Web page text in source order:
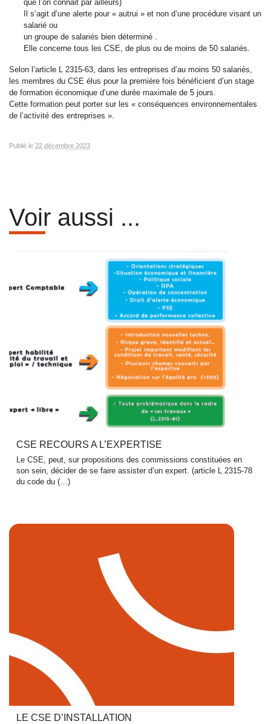
que l’on connait par ailleurs)
Il s’agit d’une alerte pour « autrui » et non d’une procédure visant un
salarié ou
un groupe de salariés bien déterminé .
Elle concerne tous les CSE, de plus ou de moins de 50 salariés.
Selon l’article L 2315-63, dans les entreprises d’au moins 50 salariés,
les membres du CSE élus pour la première fois bénéficient d’un stage
de formation économique d’une durée maximale de 5 jours.
Cette formation peut porter sur les « conséquences environnementales
de l’activité des entreprises ».
Publié le 22 décembre 2023
Voir aussi ...
CSE RECOURS A L’EXPERTISE
Le CSE, peut, sur propositions des commissions constituées en
son sein, décider de se faire assister d’un expert. (article L 2315-78
du code du (…)
LE CSE D’INSTALLATION